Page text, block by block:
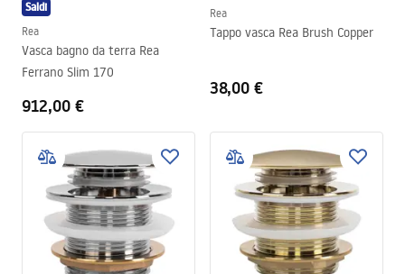
Saldi
Rea
Vasca bagno da terra Rea
Ferrano Slim 170
912,00 €
Rea
Tappo vasca Rea Brush Copper
38,00 €